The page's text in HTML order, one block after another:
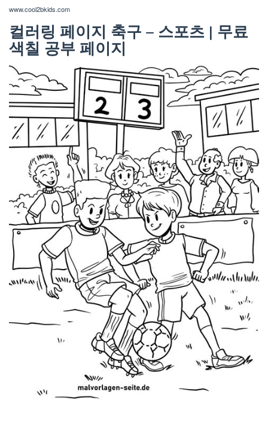
www.cool2bkids.com
컬러링 페이지 축구 – 스포츠 | 무료
색칠 공부 페이지